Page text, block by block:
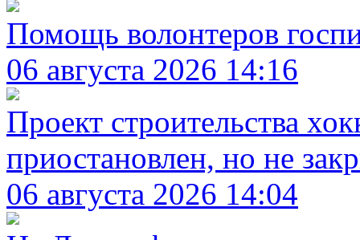
Помощь волонтеров
06 августа 2026 14:16
Проект строительства
приостановлен, но не
06 августа 2026 14:04